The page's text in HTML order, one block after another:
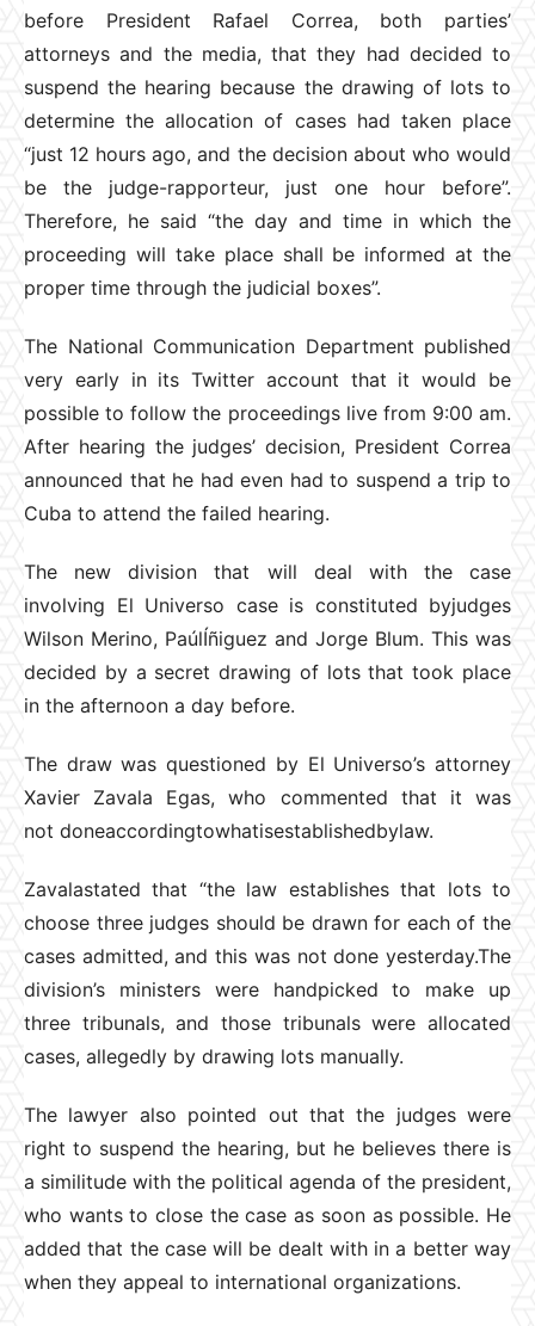
before President Rafael Correa, both parties’
attorneys and the media, that they had decided to
suspend the hearing because the drawing of lots to
determine the allocation of cases had taken place
“just 12 hours ago, and the decision about who would
be the judge-rapporteur, just one hour before”.
Therefore, he said “the day and time in which the
proceeding will take place shall be informed at the
proper time through the judicial boxes”.
The National Communication Department published
very early in its Twitter account that it would be
possible to follow the proceedings live from 9:00 am.
After hearing the judges’ decision, President Correa
announced that he had even had to suspend a trip to
Cuba to attend the failed hearing.
The new division that will deal with the case
involving El Universo case is constituted byjudges
Wilson Merino, PaúlÍñiguez and Jorge Blum. This was
decided by a secret drawing of lots that took place
in the afternoon a day before.
The draw was questioned by El Universo’s attorney
Xavier Zavala Egas, who commented that it was
not doneaccordingtowhatisestablishedbylaw.
Zavalastated that “the law establishes that lots to
choose three judges should be drawn for each of the
cases admitted, and this was not done yesterday.The
division’s ministers were handpicked to make up
three tribunals, and those tribunals were allocated
cases, allegedly by drawing lots manually.
The lawyer also pointed out that the judges were
right to suspend the hearing, but he believes there is
a similitude with the political agenda of the president,
who wants to close the case as soon as possible. He
added that the case will be dealt with in a better way
when they appeal to international organizations.